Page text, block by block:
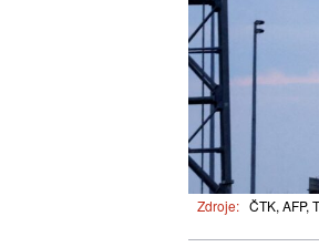
Zdroje: ČTK, AFP,